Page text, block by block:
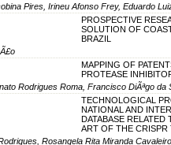
Pires, Irineu Afonso Frey, Eduardo
PROSPECTIVE
SOLUTION OF
BRAZIL
MAPPING OF
PROTEASE
Rodrigues Roma, Francisco DiÃªgo da
TECHNOLOGICAL
NATIONAL AND
DATABASE
ART OF THE CRISPR
Rosangela Rita Miranda